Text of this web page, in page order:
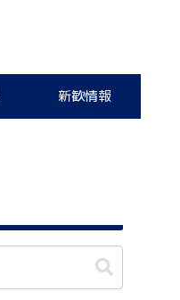
新歓情報